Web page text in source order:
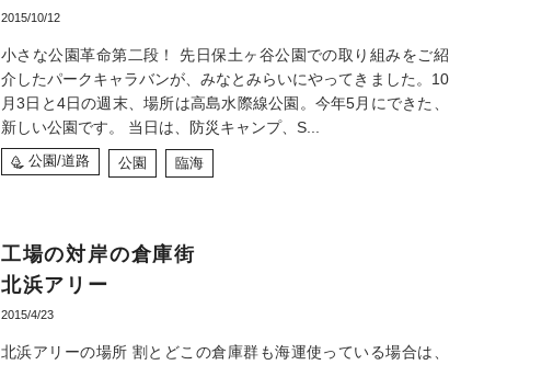
2015/10/12
小さな公園革命第二段！ 先日保土ヶ谷公園での取り組みをご紹
介したパークキャラバンが、みなとみらいにやってきました。10
月3日と4日の週末、場所は高島水際線公園。今年5月にできた、
新しい公園です。 当日は、防災キャンプ、S...
公園/道路 公園 臨海
工場の対岸の倉庫街
北浜アリー
2015/4/23
北浜アリーの場所 割とどこの倉庫群も海運使っている場合は、